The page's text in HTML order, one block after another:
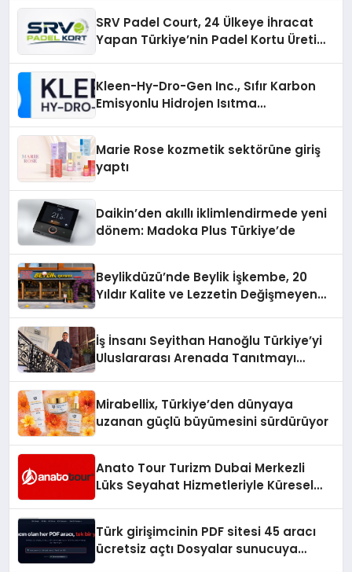
SRV Padel Court, 24 Ülkeye İhracat
Yapan Türkiye’nin Padel Kortu Üretim
Kleen-Hy-Dro-Gen Inc., Sıfır Karbon
Emisyonlu Hidrojen Isıtma
Marie Rose kozmetik sektörüne giriş
yaptı
Daikin’den akıllı iklimlendirmede yeni
dönem: Madoka Plus Türkiye’de
Beylikdüzü’nde Beylik İşkembe, 20
Yıldır Kalite ve Lezzetin Değişmeyen
İş İnsanı Seyithan Hanoğlu Türkiye’yi
Uluslararası Arenada Tanıtmayı
Mirabellix, Türkiye’den dünyaya
uzanan güçlü büyümesini sürdürüyor
Anato Tour Turizm Dubai Merkezli
Lüks Seyahat Hizmetleriyle Küresel
Türk girişimcinin PDF sitesi 45 aracı
ücretsiz açtı Dosyalar sunucuya